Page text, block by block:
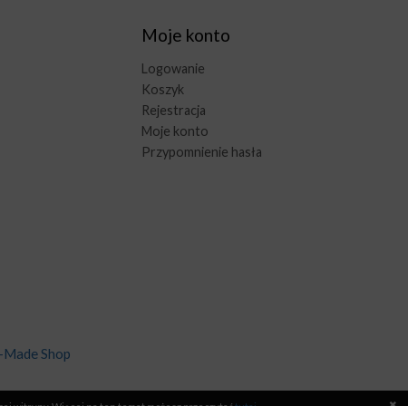
Moje konto
Logowanie
Koszyk
Rejestracja
Moje konto
Przypomnienie hasła
Made Shop